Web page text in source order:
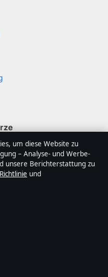
digitaler
auf Politik, Wirtschaft,
Jeder Artikel
Redakteur geprüft und
um diese Website zu
– Analyse- und Werbe-
unsere Berichterstattung zu
und